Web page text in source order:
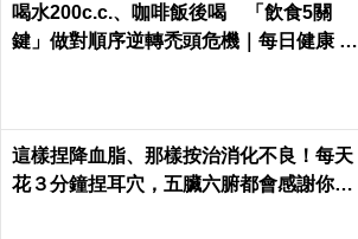
喝水200c.c.、咖啡飯後喝 「飲食5關
鍵」做對順序逆轉禿頭危機｜每日健康 He
這樣捏降血脂、那樣按治消化不良！每天
花３分鐘捏耳穴，五臟六腑都會感謝你｜